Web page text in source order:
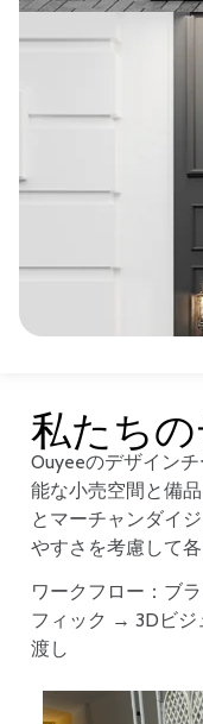
私たち
Ouyeeのデザイン
能な小売空間と備
とマーチャンダイ
やすさを考慮して
ワークフロー：ブ
フィック → 3Dビ
渡し